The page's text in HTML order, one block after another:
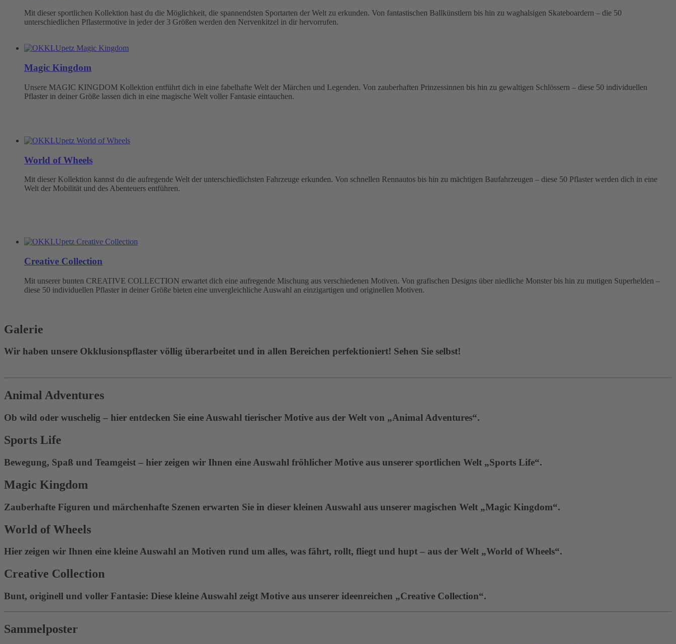
Mit dieser sportlichen Kollektion hast du die Möglichkeit, die spannendsten Sportarten der Welt zu erkunden. Von fantastischen Ballkünstlern bis hin zu waghalsigen Skateboardern – die 50
unterschiedlichen Pflastermotive in jeder der 3 Größen werden den Nervenkitzel in dir hervorrufen.
Magic Kingdom
Unsere MAGIC KINGDOM Kollektion entführt dich in eine fabelhafte Welt der Märchen und Legenden. Von zauberhaften Prinzessinnen bis hin zu gewaltigen Schlössern – diese 50 individuellen
Pflaster in deiner Größe lassen dich in eine magische Welt voller Fantasie eintauchen.
World of Wheels
Mit dieser Kollektion kannst du die aufregende Welt der unterschiedlichsten Fahrzeuge erkunden. Von schnellen Rennautos bis hin zu mächtigen Baufahrzeugen – diese 50 Pflaster werden dich in eine
Welt der Mobilität und des Abenteuers entführen.
Creative Collection
Mit unserer bunten CREATIVE COLLECTION erwartet dich eine aufregende Mischung aus verschiedenen Motiven. Von grafischen Designs über niedliche Monster bis hin zu mutigen Superhelden –
diese 50 individuellen Pflaster in deiner Größe bieten eine unvergleichliche Auswahl an einzigartigen und originellen Motiven.
Galerie
Wir haben unsere Okklusionspflaster völlig überarbeitet und in allen Bereichen perfektioniert! Sehen Sie selbst!
Animal Adventures
Ob wild oder wuschelig – hier entdecken Sie eine Auswahl tierischer Motive aus der Welt von „Animal Adventures“.
Sports Life
Bewegung, Spaß und Teamgeist – hier zeigen wir Ihnen eine Auswahl fröhlicher Motive aus unserer sportlichen Welt „Sports Life“.
Magic Kingdom
Zauberhafte Figuren und märchenhafte Szenen erwarten Sie in dieser kleinen Auswahl aus unserer magischen Welt „Magic Kingdom“.
World of Wheels
Hier zeigen wir Ihnen eine kleine Auswahl an Motiven rund um alles, was fährt, rollt, fliegt und hupt – aus der Welt „World of Wheels“.
Creative Collection
Bunt, originell und voller Fantasie: Diese kleine Auswahl zeigt Motive aus unserer ideenreichen „Creative Collection“.
Sammelposter